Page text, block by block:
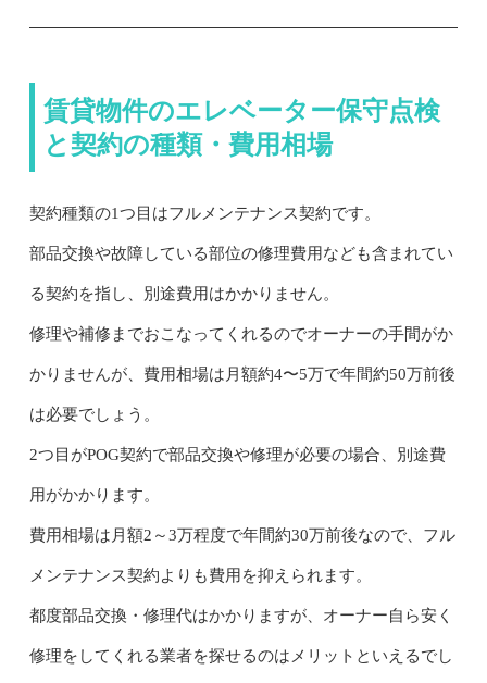
賃貸物件のエレベーター保守点検
と契約の種類・費用相場
契約種類の1つ目はフルメンテナンス契約です。
部品交換や故障している部位の修理費用なども含まれてい
る契約を指し、別途費用はかかりません。
修理や補修までおこなってくれるのでオーナーの手間がか
かりませんが、費用相場は月額約4〜5万で年間約50万前後
は必要でしょう。
2つ目がPOG契約で部品交換や修理が必要の場合、別途費
用がかかります。
費用相場は月額2～3万程度で年間約30万前後なので、フル
メンテナンス契約よりも費用を抑えられます。
都度部品交換・修理代はかかりますが、オーナー自ら安く
修理をしてくれる業者を探せるのはメリットといえるでし